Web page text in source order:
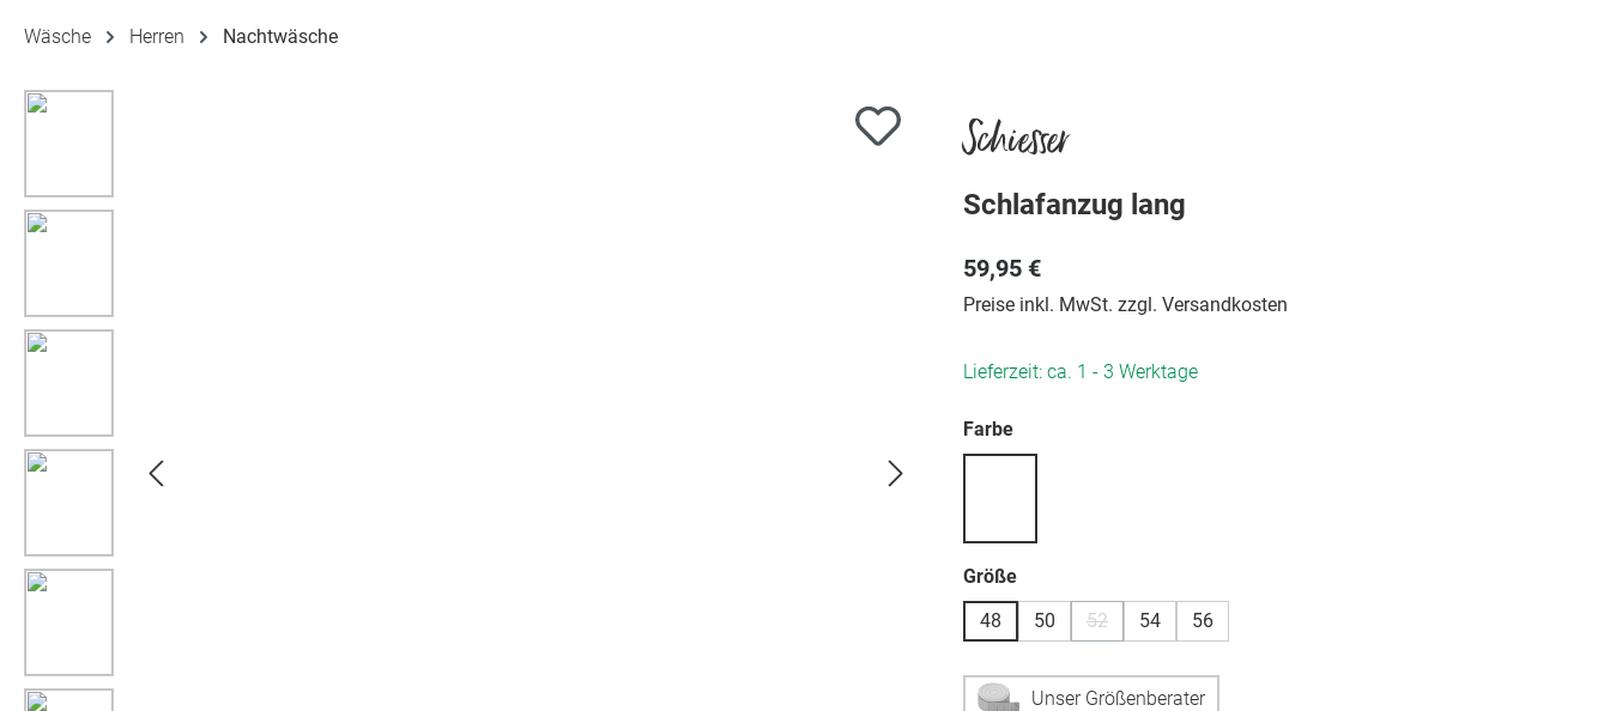
Wäsche Herren Nachtwäsche
Bildergalerie überspringen
Schiesser
Schlafanzug lang
59,95 €
Preise inkl. MwSt. zzgl. Versandkosten
Lieferzeit: ca. 1 - 3 Werktage
Farbeauswählen
Größeauswählen
48
50 52 54 56
Unser Größenberater